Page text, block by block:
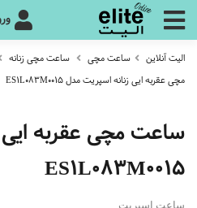
الیت آنلاین ساعت مچی ساعت مچی زنانه
مچی عقربه ایی زنانه اسپریت مدل ES1L083M0015
ساعت مچی عقربه ایی
ES1L083M0015
ساعت اسپریت